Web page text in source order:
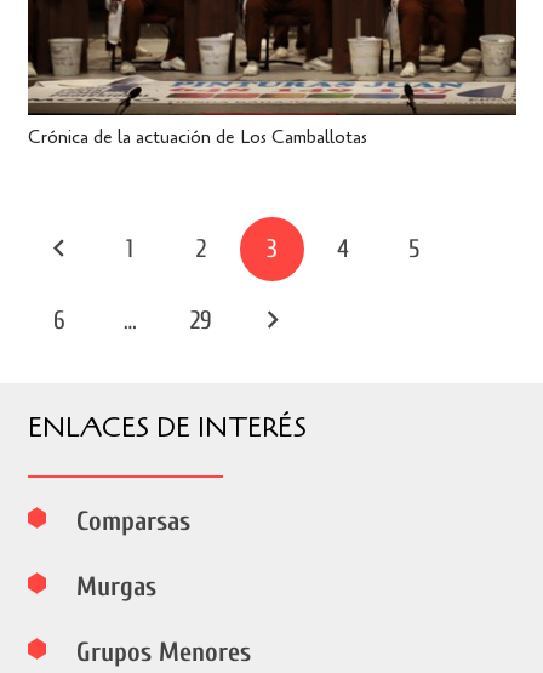
Crónica de la actuación de Los Camballotas
1 2 3 4 5
6 … 29
ENLACES DE INTERÉS
Comparsas
Murgas
Grupos Menores